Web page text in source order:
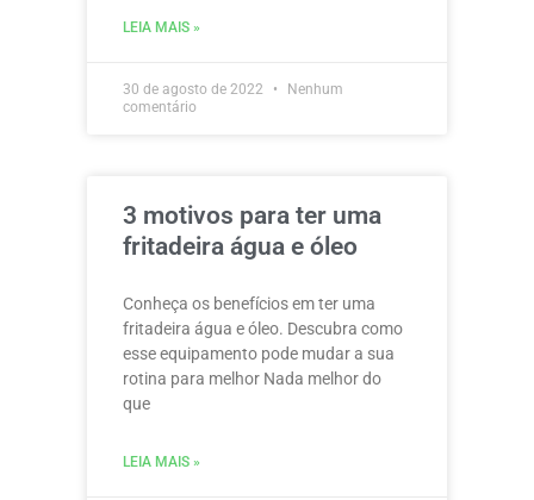
LEIA MAIS »
30 de agosto de 2022
Nenhum
comentário
3 motivos para ter uma
fritadeira água e óleo
Conheça os benefícios em ter uma
fritadeira água e óleo. Descubra como
esse equipamento pode mudar a sua
rotina para melhor Nada melhor do
que
LEIA MAIS »